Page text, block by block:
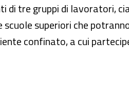
di tre gruppi di lavoratori,
superiori che
confinato, a cui